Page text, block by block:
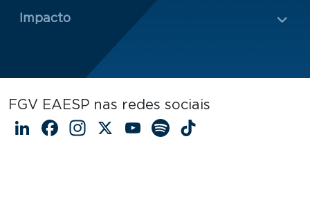
Impacto
FGV EAESP nas redes sociais
LinkedIn
Facebook
Instagram
X YouTube
Spotify